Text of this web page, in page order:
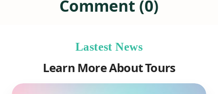
Comment (0)
Lastest News
Learn More About Tours